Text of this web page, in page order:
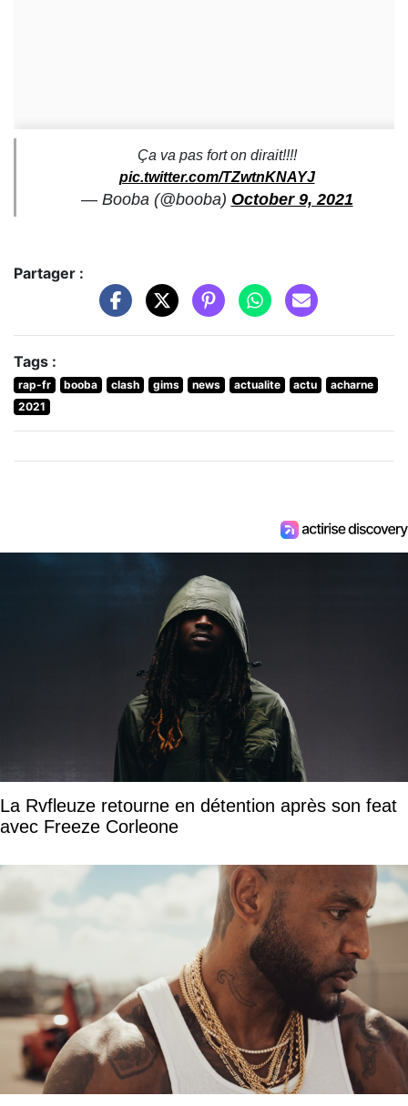
Ça va pas fort on dirait!!!!
pic.twitter.com/TZwtnKNAYJ
— Booba (@booba) October 9, 2021
Partager :
Tags :
rap-fr booba clash gims news actualite actu
acharne
2021
La Rvfleuze retourne en détention après son feat
avec Freeze Corleone